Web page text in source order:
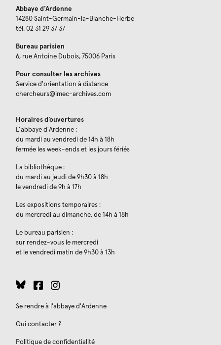
Abbaye d’Ardenne
14280 Saint-Germain-la-Blanche-Herbe
tél. 02 31 29 37 37
Bureau parisien
6, rue Antoine Dubois, 75006 Paris
Pour consulter les archives
Service d'orientation à distance
chercheurs@imec-archives.com
Horaires d’ouvertures
L’abbaye d'Ardenne :
du mardi au vendredi de 14h à 18h
fermée les week-ends et les jours fériés
La bibliothèque :
du mardi au jeudi de 9h30 à 18h
le vendredi de 9h à 17h
Les expositions temporaires :
du mercredi au dimanche, de 14h à 18h
Le bureau parisien :
sur rendez-vous le mercredi
et le vendredi matin de 9h30 à 13h
Se rendre à l'abbaye d'Ardenne
Qui contacter ?
Politique de confidentialité